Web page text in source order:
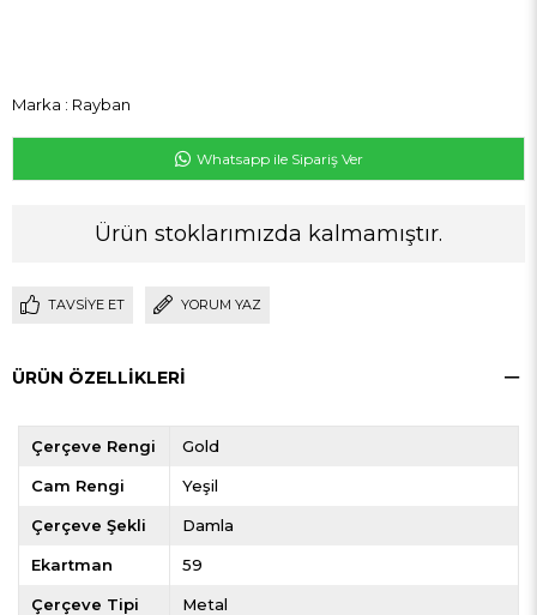
Marka : Rayban
Whatsapp ile Sipariş Ver
Ürün stoklarımızda kalmamıştır.
TAVSIYE ET YORUM YAZ
ÜRÜN ÖZELLIKLERI
Çerçeve Rengi Gold
Cam Rengi Yeşil
Çerçeve Şekli Damla
Ekartman 59
Çerçeve Tipi Metal